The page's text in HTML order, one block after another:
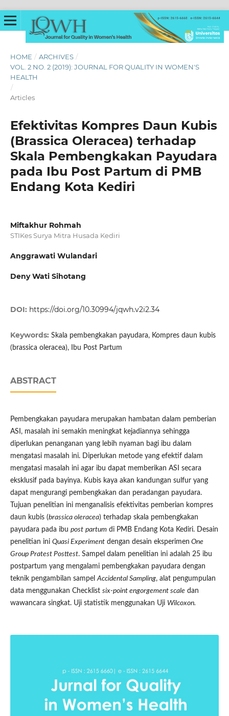
HOME / ARCHIVES /
VOL. 2 NO. 2 (2019): JOURNAL FOR QUALITY IN WOMEN'S
HEALTH
/
Articles
Efektivitas Kompres Daun Kubis
(Brassica Oleracea) terhadap
Skala Pembengkakan Payudara
pada Ibu Post Partum di PMB
Endang Kota Kediri
Miftakhur Rohmah
STIKes Surya Mitra Husada Kediri
Anggrawati Wulandari
Deny Wati Sihotang
DOI: https://doi.org/10.30994/jqwh.v2i2.34
Keywords: Skala pembengkakan payudara, Kompres daun kubis
(brassica oleracea), Ibu Post Partum
ABSTRACT
Pembengkakan payudara merupakan hambatan dalam pemberian
ASI, masalah ini semakin meningkat kejadiannya sehingga
diperlukan penanganan yang lebih nyaman bagi ibu dalam
mengatasi masalah ini. Diperlukan metode yang efektif dalam
mengatasi masalah ini agar ibu dapat memberikan ASI secara
eksklusif pada bayinya. Kubis kaya akan kandungan sulfur yang
dapat mengurangi pembengkakan dan peradangan payudara.
Tujuan penelitian ini menganalisis efektivitas pemberian kompres
daun kubis (brassica oleracea) terhadap skala pembengkakan
payudara pada ibu post partumdi PMB Endang Kota Kediri. Desain
penelitian ini Quasi Experimentdengan desain eksperimen One
Group Pratest Posttest. Sampel dalam penelitian ini adalah 25 ibu
postpartum yang mengalami pembengkakan payudara dengan
teknik pengambilan sampelAccidental Sampling, alat pengumpulan
data menggunakan Checklist six-point engorgement scale dan
wawancara singkat. Uji statistik menggunakan Uji Wilcoxon.